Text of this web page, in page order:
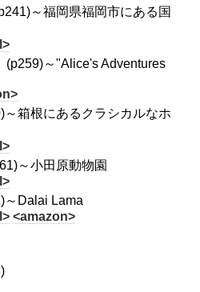
～福岡県福岡市にある国
(p259)～"Alice's Adventures
～箱根にあるクラシカルなホ
～小田原動物園
～Dalai Lama
<amazon>